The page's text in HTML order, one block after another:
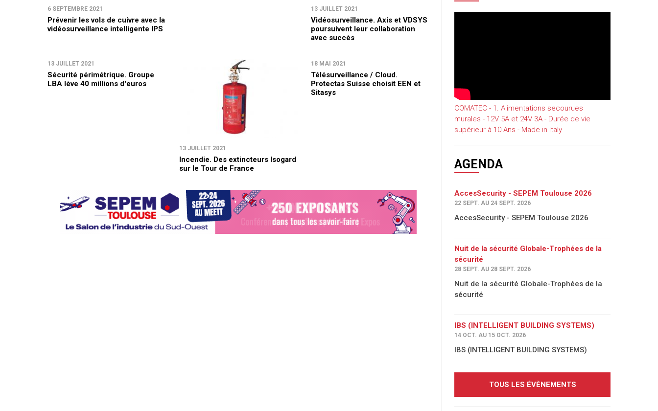
6 SEPTEMBRE 2021
Prévenir les vols de cuivre avec la
vidéosurveillance intelligente IPS
13 JUILLET 2021
Vidéosurveillance. Axis et VDSYS
poursuivent leur collaboration
avec succès
13 JUILLET 2021
Sécurité périmétrique. Groupe
LBA lève 40 millions d'euros
13 JUILLET 2021
Incendie. Des extincteurs Isogard
sur le Tour de France
18 MAI 2021
Télésurveillance / Cloud.
Protectas Suisse choisit EEN et
Sitasys
COMATEC - 1. Alimentations secourues
murales - 12V 5A et 24V 3A - Durée de vie
supérieur à 10 Ans - Made in Italy
AGENDA
AccesSecurity - SEPEM Toulouse 2026
22 SEPT. AU 24 SEPT. 2026
AccesSecurity - SEPEM Toulouse 2026
Nuit de la sécurité Globale-Trophées de la
sécurité
28 SEPT. AU 28 SEPT. 2026
Nuit de la sécurité Globale-Trophées de la
sécurité
IBS (INTELLIGENT BUILDING SYSTEMS)
14 OCT. AU 15 OCT. 2026
IBS (INTELLIGENT BUILDING SYSTEMS)
TOUS LES ÉVÈNEMENTS